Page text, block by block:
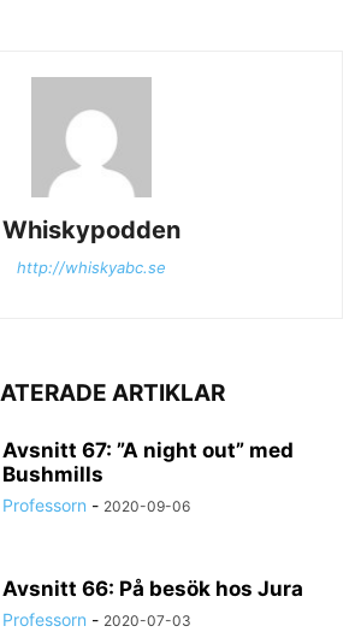
Whiskypodden
http://whiskyabc.se
ARTIKLAR
Avsnitt 67: ”A night out” med
Bushmills
Professorn - 2020-09-06
Avsnitt 66: På besök hos Jura
Professorn - 2020-07-03